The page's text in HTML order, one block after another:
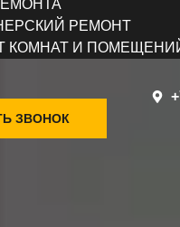
РЕМОНТ
КОМНАТ И
ЗВОНОК